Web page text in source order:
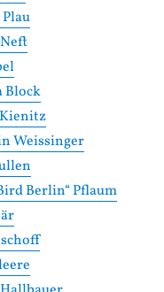
Block
Weissinger
Berlin“ Pflaum